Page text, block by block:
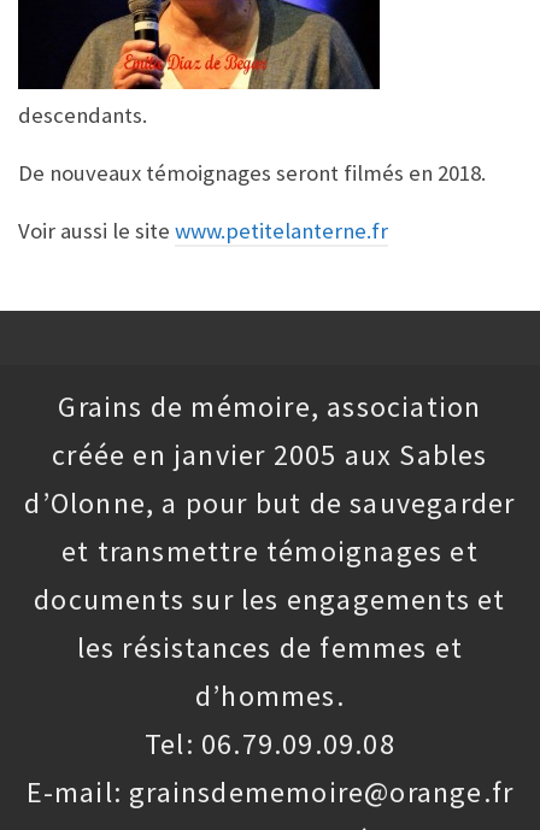
descendants.
De nouveaux témoignages seront filmés en 2018.
Voir aussi le site www.petitelanterne.fr
Grains de mémoire, association
créée en janvier 2005 aux Sables
d’Olonne, a pour but de sauvegarder
et transmettre témoignages et
documents sur les engagements et
les résistances de femmes et
d’hommes.
Tel: 06.79.09.09.08
E-mail: grainsdememoire@orange.fr